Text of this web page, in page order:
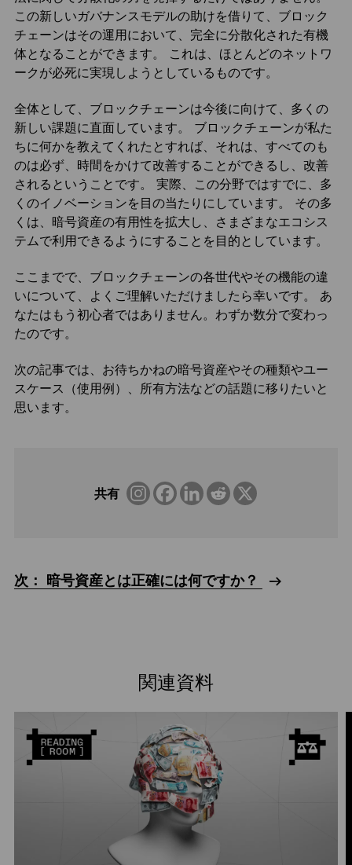
この新しいガバナンスモデルの助けを借りて、ブロック
チェーンはその運用において、完全に分散化された有機
体となることができます。 これは、ほとんどのネットワ
ークが必死に実現しようとしているものです。
全体として、ブロックチェーンは今後に向けて、多くの
新しい課題に直面しています。 ブロックチェーンが私た
ちに何かを教えてくれたとすれば、それは、すべてのも
のは必ず、時間をかけて改善することができるし、改善
されるということです。 実際、この分野ではすでに、多
くのイノベーションを目の当たりにしています。 その多
くは、暗号資産の有用性を拡大し、さまざまなエコシス
テムで利用できるようにすることを目的としています。
ここまでで、ブロックチェーンの各世代やその機能の違
いについて、よくご理解いただけましたら幸いです。 あ
なたはもう初心者ではありません。わずか数分で変わっ
たのです。
次の記事では、お待ちかねの暗号資産やその種類やユー
スケース（使用例）、所有方法などの話題に移りたいと
思います。
共有
次： 暗号資産とは正確には何ですか？
関連資料